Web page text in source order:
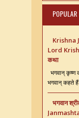
POPULAR
Krishna
Lord
कथा
भगवान् कृष्ण
भगवान् कहते
भगवान